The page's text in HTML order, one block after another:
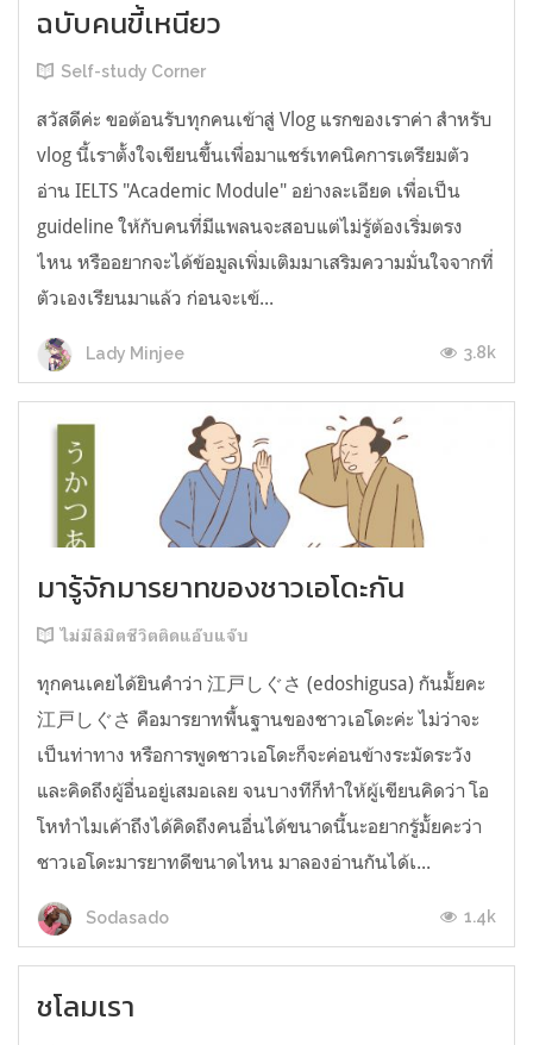
ฉบับคนขี้เหนียว
Self-study Corner
สวัสดีค่ะ ขอต้อนรับทุกคนเข้าสู่ Vlog แรกของเราค่า สำหรับ
vlog นี้เราตั้งใจเขียนขึ้นเพื่อมาแชร์เทคนิคการเตรียมตัว
อ่าน IELTS "Academic Module" อย่างละเอียด เพื่อเป็น
guideline ให้กับคนที่มีแพลนจะสอบแต่ไม่รู้ต้องเริ่มตรง
ไหน หรืออยากจะได้ข้อมูลเพิ่มเติมมาเสริมความมั่นใจจากที่
ตัวเองเรียนมาแล้ว ก่อนจะเข้...
Lady Minjee 3.8k
มารู้จักมารยาทของชาวเอโดะกัน
ไม่มีลิมิตชีวิตติดแอ๊บแจ๊บ
ทุกคนเคยได้ยินคำว่า 江戸しぐさ (edoshigusa) กันมั้ยคะ
江戸しぐさ คือมารยาทพื้นฐานของชาวเอโดะค่ะ ไม่ว่าจะ
เป็นท่าทาง หรือการพูดชาวเอโดะก็จะค่อนข้างระมัดระวัง
และคิดถึงผู้อื่นอยู่เสมอเลย จนบางทีก็ทำให้ผู้เขียนคิดว่า โอ
โหทำไมเค้าถึงได้คิดถึงคนอื่นได้ขนาดนี้นะอยากรู้มั้ยคะว่า
ชาวเอโดะมารยาทดีขนาดไหน มาลองอ่านกันได้เ...
Sodasado 1.4k
ชโลมเรา